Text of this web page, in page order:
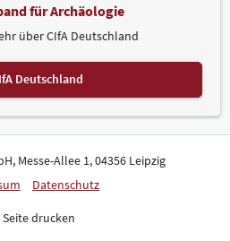
für Archäologie
über CIfA Deutschland
Deutschland
Messe-Allee 1, 04356 Leipzig
Datenschutz
Seite drucken